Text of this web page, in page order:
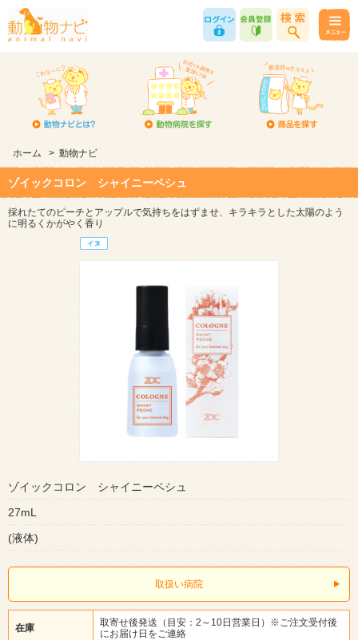
ホーム > 動物ナビ
ゾイックコロン シャイニーペシュ
採れたてのピーチとアップルで気持ちをはずませ、キラキラとした太陽のよう
に明るくかがやく香り
ゾイックコロン シャイニーペシュ
27mL
(液体)
取扱い病院
在庫
取寄せ後発送（目安：2～10日営業日）※ご注文受付後
にお届け日をご連絡